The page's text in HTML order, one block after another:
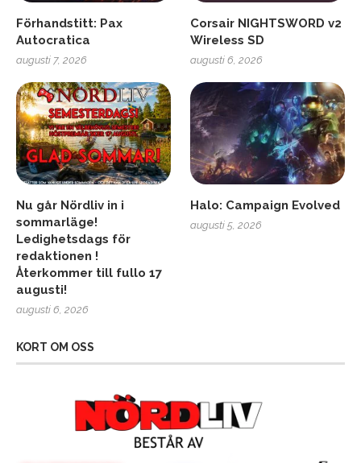
Förhandstitt: Pax
Autocratica
augusti 7, 2026
Corsair NIGHTSWORD v2
Wireless SD
augusti 6, 2026
Nu går Nördliv in i
sommarläge!
Ledighetsdags för
redaktionen !
Återkommer till fullo 17
augusti!
augusti 6, 2026
Halo: Campaign Evolved
augusti 5, 2026
KORT OM OSS